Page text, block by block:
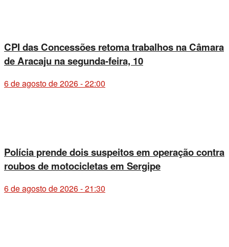
CPI das Concessões retoma trabalhos na Câmara
de Aracaju na segunda-feira, 10
6 de agosto de 2026 - 22:00
Polícia prende dois suspeitos em operação contra
roubos de motocicletas em Sergipe
6 de agosto de 2026 - 21:30